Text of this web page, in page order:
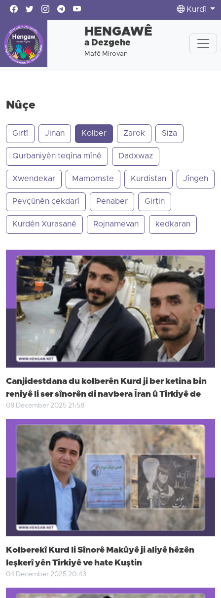
Kurdî
HENGAWÊ
a Dezgehe
Mafê Mirovan
Nûçe
Girtî Jinan Kolber Zarok Siza
Qurbaniyên teqîna mînê Dadxwaz
Xwendekar Mamomste Kurdistan Jîngeh
Pevçûnên çekdarî Penaber Girtin
Kurdên Xurasanê Rojnamevan kedkaran
Canjidestdana du kolberên Kurd ji ber ketina bin
reniyê li ser sînorên di navbera Îran û Tirkiyê de
09 December 2025 21:58
Kolberekî Kurd li Sînorê Makûyê ji aliyê hêzên
leşkerî yên Tirkiyê ve hate Kuştin
04 December 2025 20:43